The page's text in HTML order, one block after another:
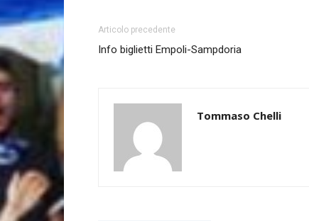
Articolo precedente
Info biglietti Empoli-Sampdoria
Tommaso Chelli